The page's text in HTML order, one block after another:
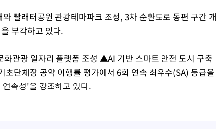
빨래터공원 관광테마파크 조성, 3차 순환도로 동편 구간 개
부각하고 있다.
관광 일자리 플랫폼 조성 ▲AI 기반 스마트 안전 도시 구축
초단체장 공약 이행률 평가에서 6회 연속 최우수(SA) 등급을
속성'을 강조하고 있다.